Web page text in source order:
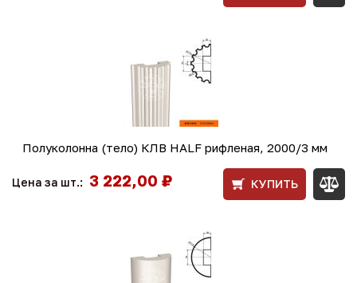
Полуколонна (тело) КЛВ HALF рифленая, 2000/3 мм
Цена за шт.: 3 222,00 ₽ КУПИТЬ